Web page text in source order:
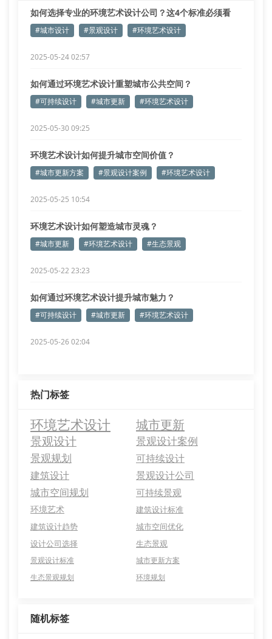
如何选择专业的环境艺术设计公司？这4个标准必须看
#城市设计 #景观设计 #环境艺术设计
2025-05-24 02:57
如何通过环境艺术设计重塑城市公共空间？
#可持续设计 #城市更新 #环境艺术设计
2025-05-30 09:25
环境艺术设计如何提升城市空间价值？
#城市更新方案 #景观设计案例 #环境艺术设计
2025-05-25 10:54
环境艺术设计如何塑造城市灵魂？
#城市更新 #环境艺术设计 #生态景观
2025-05-22 23:23
如何通过环境艺术设计提升城市魅力？
#可持续设计 #城市更新 #环境艺术设计
2025-05-26 02:04
热门标签
环境艺术设计 城市更新
景观设计
景观设计案例
景观规划
可持续设计
建筑设计
景观设计公司
城市空间规划
可持续景观
环境艺术
建筑设计标准
建筑设计趋势
城市空间优化
设计公司选择
生态景观
景观设计标准
城市更新方案
生态景观规划
环境规划
随机标签